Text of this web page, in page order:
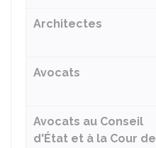
Architectes
Avocats
Avocats au Conseil
d'État et à la Cour de